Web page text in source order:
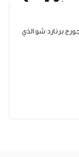
برنارد شو الذي